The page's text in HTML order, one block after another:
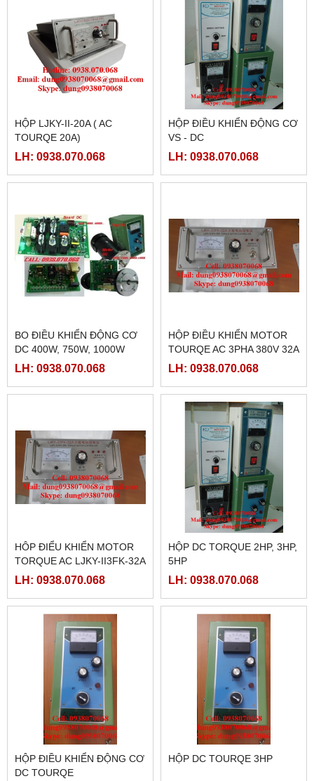
HỘP LJKY-II-20A ( AC
TOURQE 20A)
LH: 0938.070.068
HỘP ĐIỀU KHIỂN ĐỘNG CƠ
VS - DC
LH: 0938.070.068
BO ĐIỀU KHIỂN ĐỘNG CƠ
DC 400W, 750W, 1000W
LH: 0938.070.068
HỘP ĐIỀU KHIỂN MOTOR
TOURQE AC 3PHA 380V 32A
LH: 0938.070.068
HÔP ĐIỂU KHIỂN MOTOR
TORQUE AC LJKY-II3FK-32A
LH: 0938.070.068
HỘP DC TORQUE 2HP, 3HP,
5HP
LH: 0938.070.068
HỘP ĐIỀU KHIỂN ĐỘNG CƠ
DC TOURQE
HỘP DC TOURQE 3HP